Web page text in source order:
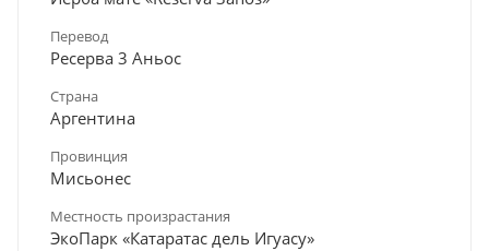
Перевод
Ресерва 3 Аньос
Страна
Аргентина
Провинция
Мисьонес
Местность произрастания
ЭкоПарк «Катаратас дель Игуасу»